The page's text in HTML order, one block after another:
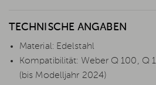
TECHNISCHE ANGABEN
Material: Edelstahl
Kompatibilität: Weber Q 100, Q
(bis Modelljahr 2024)